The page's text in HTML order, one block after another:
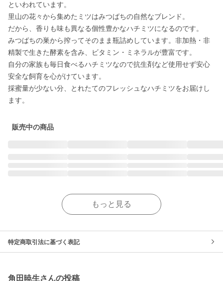
といわれています。
里山の花々から集めたミツはみつばちの自然なブレンド。
だから、香りも味も異なる個性豊かなハチミツになるのです。
みつばちの巣から搾ってそのまま瓶詰めしています。非加熱・非
精製で生きた酵素を含み、ビタミン・ミネラルが豊富です。
自分の家族も毎日食べるハチミツなので抗生剤など使用せず安心
安全な飼育を心がけています。
採蜜量が少ない分、とれたてのフレッシュなハチミツをお届けし
販売中の商品
もっと見る
特定商取引法に基づく表記
角田暁生さんの投稿